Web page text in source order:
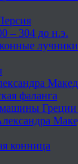
– 304 до н.э.
лучники
фаланга
конница